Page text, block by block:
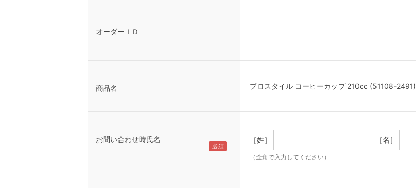
オーダーＩＤ
商品名 プロスタイル コーヒーカップ 210cc (51108-2491)
お問い合わせ時氏名 ［姓］ ［名］
（全角で入力してください）